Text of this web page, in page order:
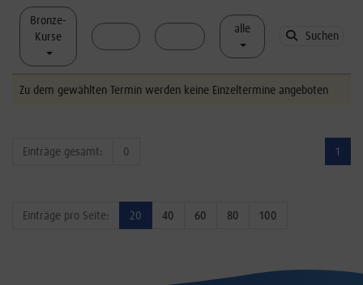
Bronze-
Kurse
Suchen
Zu dem gewählten Termin werden keine Einzeltermine angeboten
1
Einträge gesamt: 0
Einträge pro Seite: 20 40 60 80 100